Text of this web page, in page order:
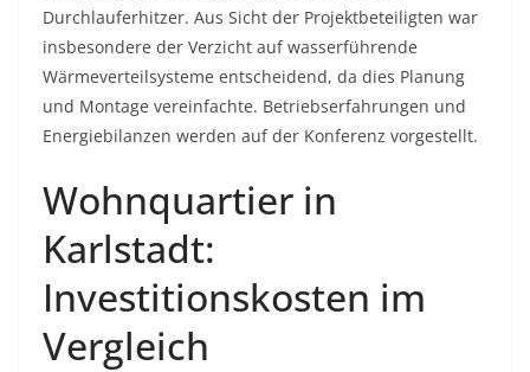
Durchlauferhitzer. Aus Sicht der Projektbeteiligten war
insbesondere der Verzicht auf wasserführende
Wärmeverteilsysteme entscheidend, da dies Planung
und Montage vereinfachte. Betriebserfahrungen und
Energiebilanzen werden auf der Konferenz vorgestellt.
Wohnquartier in
Karlstadt:
Investitionskosten im
Vergleich